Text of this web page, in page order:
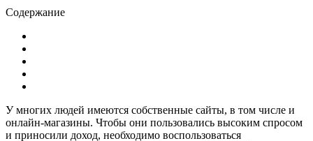
Содержание
У многих людей имеются собственные сайты, в том числе и
онлайн-магазины. Чтобы они пользовались высоким спросом
и приносили доход, необходимо воспользоваться